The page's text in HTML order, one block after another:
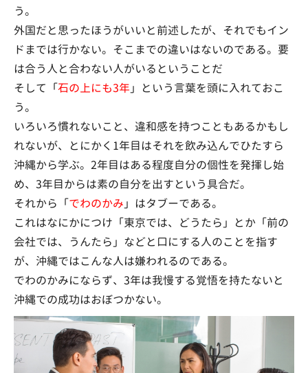
う。
外国だと思ったほうがいいと前述したが、それでもイン
ドまでは行かない。そこまでの違いはないのである。要
は合う人と合わない人がいるということだ
そして「石の上にも3年 」という言葉を頭に入れておこ
う。
いろいろ慣れないこと、違和感を持つこともあるかもし
れないが、とにかく1年目はそれを飲み込んでひたすら
沖縄から学ぶ。2年目はある程度自分の個性を発揮し始
め、3年目からは素の自分を出すという具合だ。
それから「でわのかみ 」はタブーである。
これはなにかにつけ「東京では、どうたら」とか「前の
会社では、うんたら」などと口にする人のことを指す
が、沖縄ではこんな人は嫌われるのである。
でわのかみにならず、3年は我慢する覚悟を持たないと
沖縄での成功はおぼつかない。